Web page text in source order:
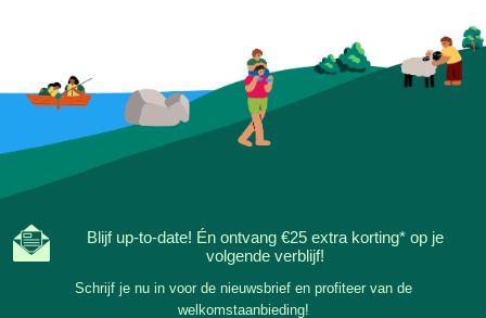
Blijf up-to-date! Én ontvang €25 extra korting* op je
volgende verblijf!
Schrijf je nu in voor de nieuwsbrief en profiteer van de
welkomstaanbieding!